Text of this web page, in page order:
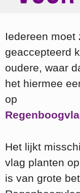
Iedereen moet
geaccepteerd
oudere, waar
het hiermee
op
Het lijkt
vlag planten
is van grote